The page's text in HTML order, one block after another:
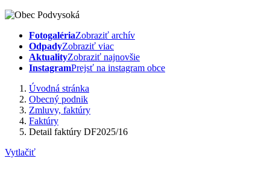
FotogalériaZobraziť archív
OdpadyZobraziť viac
AktualityZobraziť najnovšie
InstagramPrejsť na instagram obce
Úvodná stránka
Obecný podnik
Zmluvy, faktúry
Faktúry
Detail faktúry DF2025/16
Vytlačiť